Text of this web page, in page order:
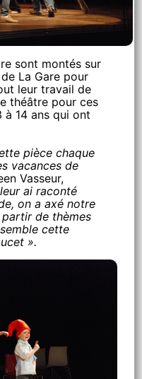
sont montés sur
La Gare pour
leur travail de
théâtre pour ces
à 14 ans qui ont
pièce chaque
vacances de
Vasseur,
ai raconté
on a axé notre
partir de thèmes
cette
».